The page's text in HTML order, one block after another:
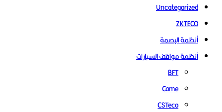
Uncategorized
ZKTECO
أنظمة البصمة
أنظمة مواقف السيارات
BFT
Came
CSTeco